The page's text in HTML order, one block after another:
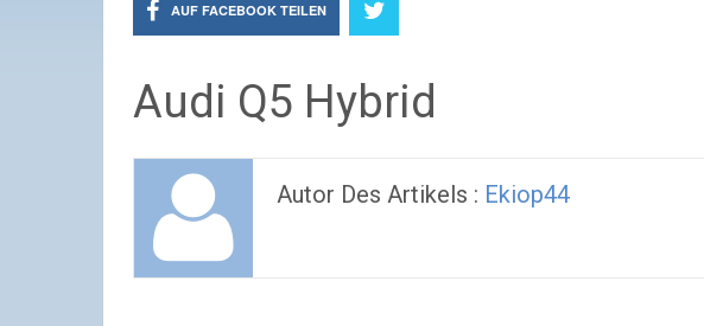
AUF FACEBOOK TEILEN
Audi Q5 Hybrid
Autor Des Artikels : Ekiop44